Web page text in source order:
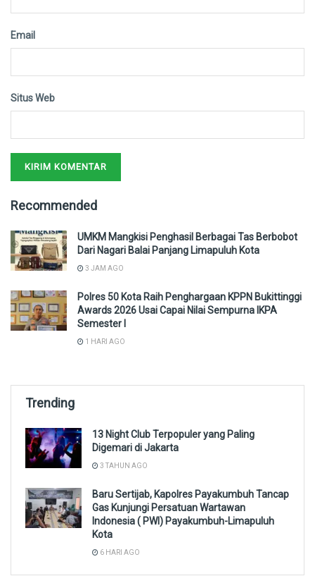
Email
Situs Web
Recommended
UMKM Mangkisi Penghasil Berbagai Tas Berbobot
Dari Nagari Balai Panjang Limapuluh Kota
3 JAM AGO
Polres 50 Kota Raih Penghargaan KPPN Bukittinggi
Awards 2026 Usai Capai Nilai Sempurna IKPA
Semester I
1 HARI AGO
Trending
13 Night Club Terpopuler yang Paling
Digemari di Jakarta
3 TAHUN AGO
Baru Sertijab, Kapolres Payakumbuh Tancap
Gas Kunjungi Persatuan Wartawan
Indonesia ( PWI) Payakumbuh-Limapuluh
Kota
6 HARI AGO